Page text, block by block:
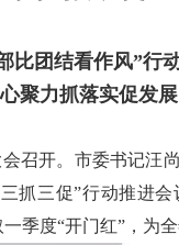
比团结看作风”行
聚力抓落实促发展
召开。市委书记汪
三促”行动推进
季度“开门红”，为